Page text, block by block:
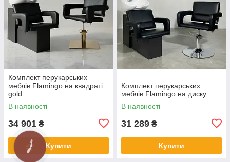
Комплект перукарських
меблів Flamingo на квадраті
gold
В наявності
34 901 ₴
Купити
Комплект перукарських
меблів Flamingo на диску
В наявності
31 289 ₴
Купити